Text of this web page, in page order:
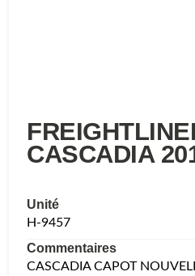
CASCADIA
Unité
H-9457
Commentaires
CASCADIA CAPOT